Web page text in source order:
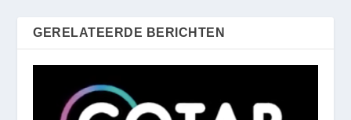
GERELATEERDE BERICHTEN